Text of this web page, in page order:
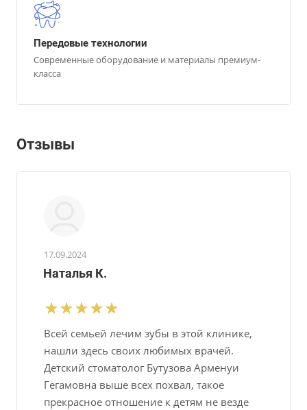
Передовые технологии
Современные оборудование и материалы премиум-
класса
Отзывы
17.09.2024
Наталья К.
Всей семьей лечим зубы в этой клинике,
нашли здесь своих любимых врачей.
Детский стоматолог Бутузова Арменуи
Гегамовна выше всех похвал, такое
прекрасное отношение к детям не везде